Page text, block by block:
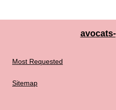
Most Requested
Sitemap